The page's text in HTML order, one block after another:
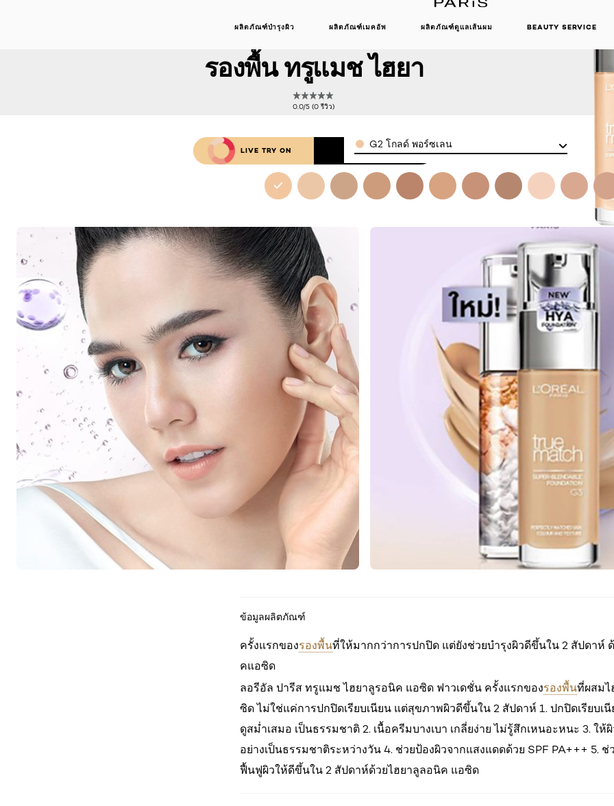
ผลิตภัณฑ์บำรุงผิว ผลิตภัณฑ์เมคอัพ ผลิตภัณฑ์ดูแลเส้นผม BEAUTY SERVICE
รองพื้น ทรูแมช ไฮยา
0.0/5 (0 รีวิว)
LIVE TRY ON BUY NOW
ColorG2 โกลด์ พอร์ซเลน
ข้อมูลผลิตภัณฑ์
ครั้งแรกของรองพื้นที่ให้มากกว่าการปกปิด แต่ยังช่วยบำรุงผิวดีขึ้นใน 2 สัปดาห์
คแอซิด
ลอรีอัล ปารีส ทรูแมช ไฮยาลูรอนิค แอซิด ฟาวเดชั่น ครั้งแรกของรองพื้นที่ผสมไ
ซิด ไม่ใช่แค่การปกปิดเรียบเนียน แต่สุขภาพผิวดีขึ้นใน 2 สัปดาห์ 1. ปกปิดเรียบเ
ดูสม่ำเสมอ เป็นธรรมชาติ 2. เนื้อครีมบางเบา เกลี่ยง่าย ไม่รู้สึกเหนอะหนะ 3. ให้
อย่างเป็นธรรมชาติระหว่างวัน 4. ช่วยป้องผิวจากแสงแดดด้วย SPF PA+++ 5. ช่
ฟื้นฟูผิวให้ดีขึ้นใน 2 สัปดาห์ด้วยไฮยาลูลอนิค แอซิด